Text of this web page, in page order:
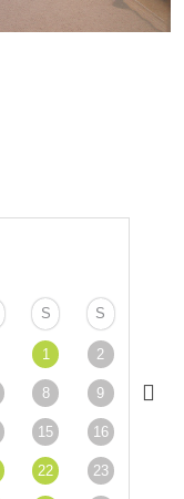
S S
1 2
8 9
15 16
22 23